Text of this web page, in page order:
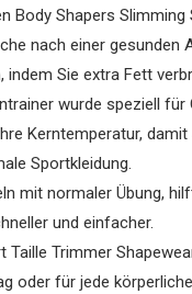
Body Shapers
nach einer gesunden
indem Sie extra Fett
wurde speziell
Kerntemperatur,
Sportkleidung.
mit normaler Übung,
und einfacher.
Taille Trimmer
oder für jede